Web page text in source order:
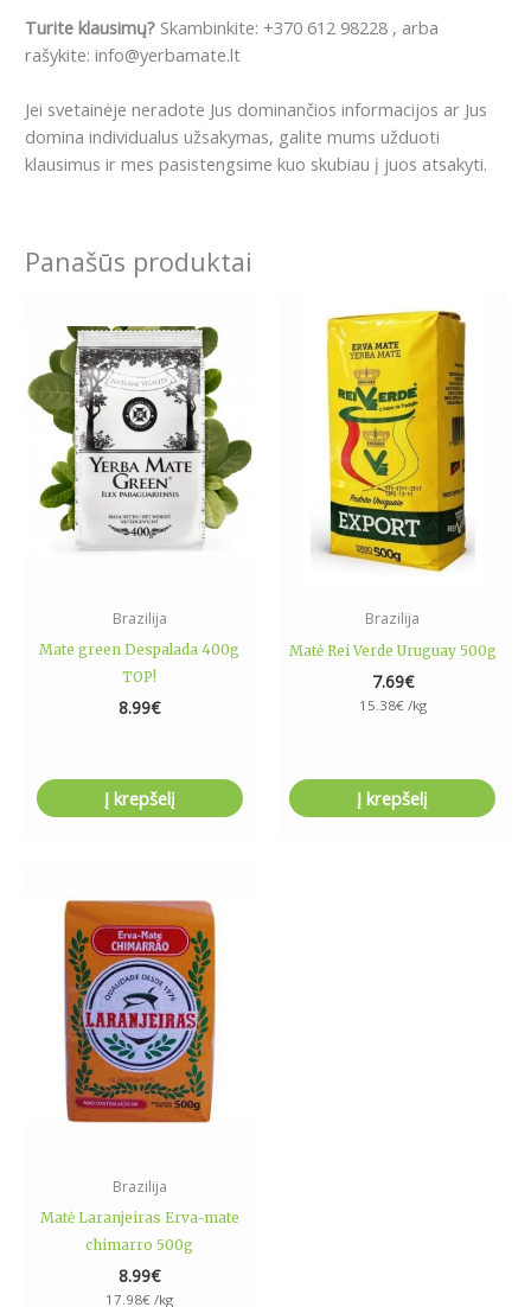
Turite klausimų? Skambinkite: +370 612 98228 , arba
rašykite: info@yerbamate.lt
Jei svetainėje neradote Jus dominančios informacijos ar Jus
domina individualus užsakymas, galite mums užduoti
klausimus ir mes pasistengsime kuo skubiau į juos atsakyti.
Panašūs produktai
Brazilija
Mate green Despalada 400g
TOP!
8.99€
Į krepšelį
Brazilija
Matė Rei Verde Uruguay 500g
7.69€
15.38€/kg
Į krepšelį
Brazilija
Matė Laranjeiras Erva-mate
chimarro 500g
8.99€
17.98€ /kg